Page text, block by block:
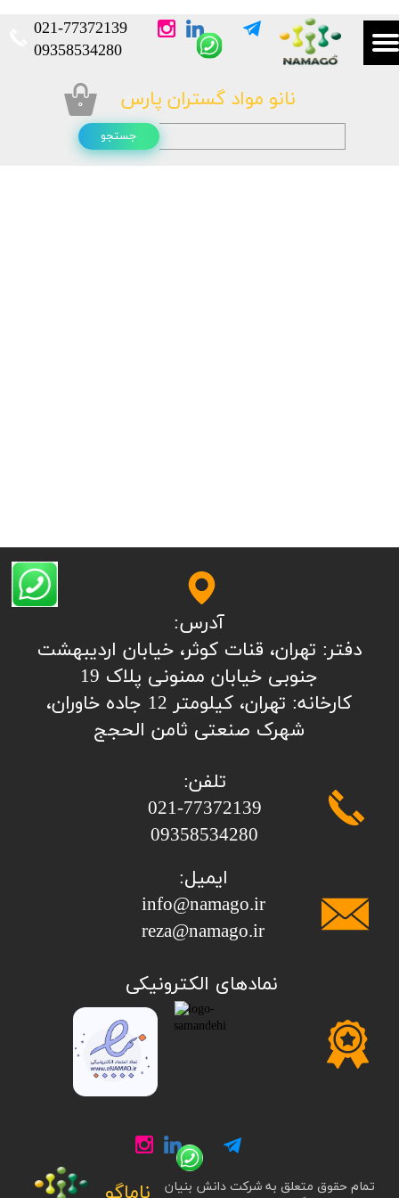
نانو مواد گستران پارس
021-77372139​​​​​​​
​​​​​​​09358534280
جستجو
۰
تمام حقوق متعلق به شرکت دانش بنیان
تلفن:
​​​​​​​021-77372139
​​​​​​​09358534280
آدرس:
​​​​​​​​دفتر: تهران، قنات کوثر، خیابان اردیبهشت
جنوبی خیابان ممنونی پلاک 19
کارخانه: تهران، کیلومتر 12 جاده خاوران،
شهرک صنعتی ثامن الحجج
ایمیل:
info@namago.ir
​​​​​​​reza@namago.ir
​نمادهای الکترونیکی